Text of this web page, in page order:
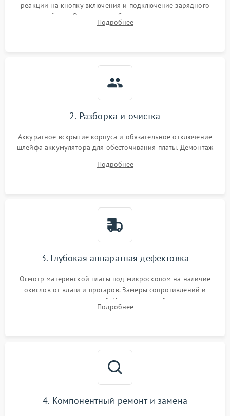
реакции на кнопку включения и подключение зарядного
устройства. Оценка потребления тока с помощью
лабораторного блока питания для локализации проблемы.
Подробнее
2. Разборка и очистка
Аккуратное вскрытие корпуса и обязательное отключение
шлейфа аккумулятора для обесточивания платы. Демонтаж
высохшей термопасты с кристаллов чипов.
Подробнее
3. Глубокая аппаратная дефектовка
Осмотр материнской платы под микроскопом на наличие
окислов от влаги и прогаров. Замеры сопротивлений и
дежурных напряжений. Проверка цепей питания,
мультиконтроллера, процессора и видеочипа.
Подробнее
4. Компонентный ремонт и замена